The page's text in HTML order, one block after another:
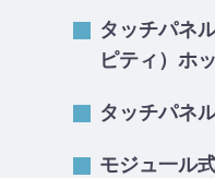
タッチパネ
ピティ）ホ
タッチパネ
モジュ一ル